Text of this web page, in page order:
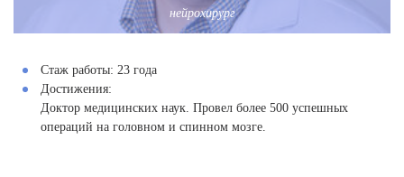
нейрохирург
Стаж работы: 23 года
Достижения:
Доктор медицинских наук. Провел более 500 успешных
операций на головном и спинном мозге.